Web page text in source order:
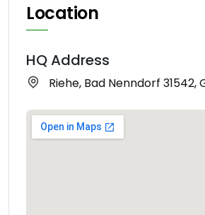
Location
HQ Address
Riehe, Bad Nenndorf 31542,